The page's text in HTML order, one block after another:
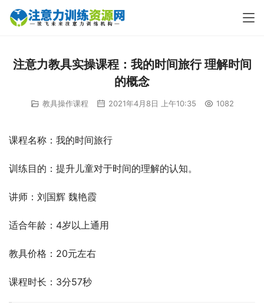
注意力教具实操课程：我的时间旅行 理解时间
的概念
教具操作课程 2021年4月8日 上午10:35 1082
课程名称：我的时间旅行
训练目的：提升儿童对于时间的理解的认知。
讲师：刘国辉 魏艳霞
适合年龄：4岁以上通用
教具价格：20元左右
课程时长：3分57秒